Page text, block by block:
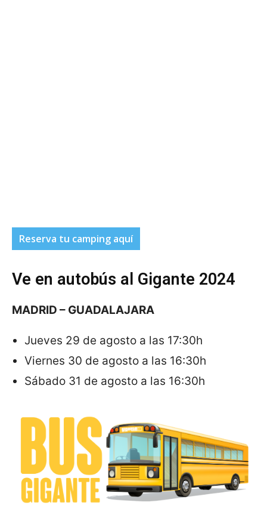
Reserva tu camping aquí
Ve en autobús al Gigante 2024
MADRID – GUADALAJARA
Jueves 29 de agosto a las 17:30h
Viernes 30 de agosto a las 16:30h
Sábado 31 de agosto a las 16:30h